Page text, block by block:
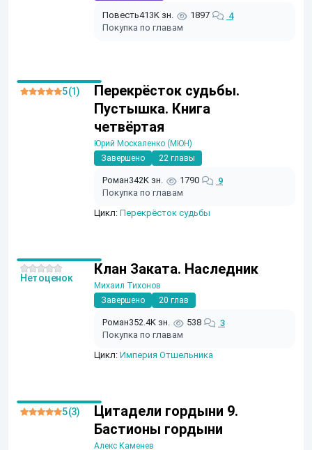
Повесть413K зн. 1897
4
Покупка по главам
Перекрёсток судьбы.
Пустышка. Книга
четвёртая
Юрий Москаленко (МЮН)
Завершено
22 главы
Роман342K зн. 1790
9
Покупка по главам
Цикл: Перекрёсток судьбы
5 (1)
Клан Заката. Наследник
Михаил Тихонов
Завершено
20 глав
Роман352.4K зн. 538
3
Покупка по главам
Цикл: Империя Отшельника
Нет оценок
Цитадели гордыни 9.
Бастионы гордыни
Алекс Каменев
5 (3)